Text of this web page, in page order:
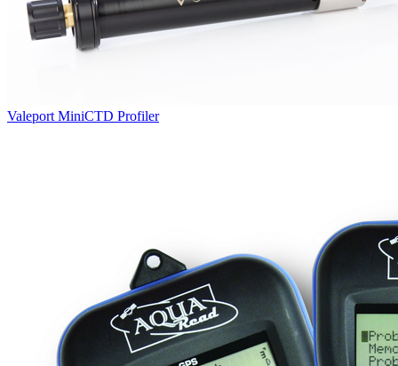
Valeport MiniCTD Profiler